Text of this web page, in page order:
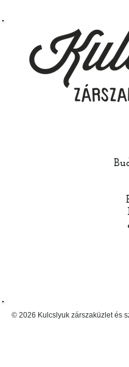
© 2026 Kulcslyuk zárszaküzlet és